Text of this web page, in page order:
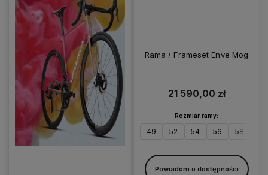
Rama / Frameset Enve Mog
21 590,00 zł
Rozmiar ramy:
49 52 54 56 58
Powiadom o dostępności